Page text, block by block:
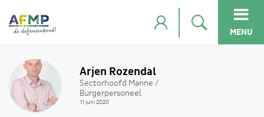
MENU
Arjen Rozendal
Sectorhoofd Marine /
Burgerpersoneel
11 juni 2020